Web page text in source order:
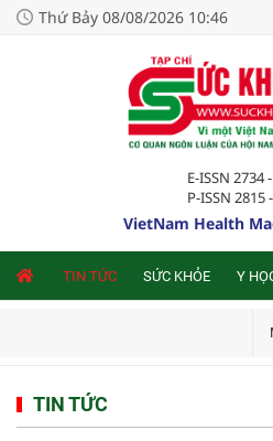
Thứ Bảy 08/08/2026 10:46
E-ISSN 2734
P-ISSN 2815
VietNam Health
TIN TỨC SỨC KHỎE Y
TIN TỨC